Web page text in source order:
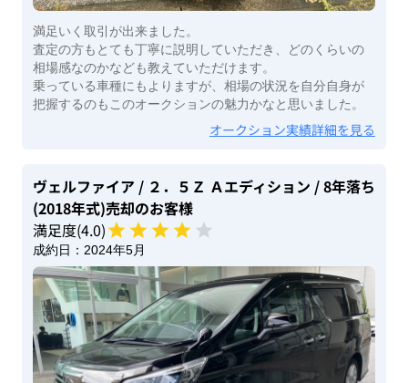
満足いく取引が出来ました。
査定の方もとても丁寧に説明していただき、どのくらいの
相場感なのかなども教えていただけます。
乗っている車種にもよりますが、相場の状況を自分自身が
把握するのもこのオークションの魅力かなと思いました。
オークション実績詳細を見る
ヴェルファイア / ２．５Ｚ Ａエディション / 8年落ち
(2018年式)売却のお客様
満足度(4.0)
成約日： 2024年5月